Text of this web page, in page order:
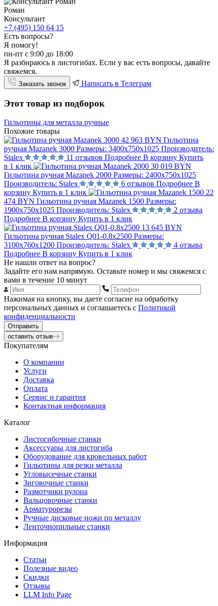
Роман
Консультант
+7 (495) 150 64 15
Есть вопросы?
Я помогу!
пн-пт с 9:00 до 18:00
Я разбираюсь в листогибах. Если у вас есть вопросы, давайте
свяжемся.
Заказать звонок Написать в Телеграм
Этот товар из подборок
Гильотины для металла ручные
Похожие товары
42 963 BYN Гильотина
ручная Mazanek 3000 Размеры: 3400х750х1025 Производитель:
Stalex
11 отзывов Подробнее В корзину Купить
в 1 клик
30 019 BYN
Гильотина ручная Mazanek 2000 Размеры: 2400х750х1025
Производитель: Stalex 6 отзывов Подробнее В
корзину Купить в 1 клик
22
474 BYN Гильотина ручная Mazanek 1500 Размеры:
1900х750х1025 Производитель: Stalex
2 отзыва
Подробнее В корзину Купить в 1 клик
13 645 BYN
Гильотина ручная Stalex Q01-0.8x2500 Размеры:
3100х760х1200 Производитель: Stalex
4 отзыва
Подробнее В корзину Купить в 1 клик
Не нашли ответ на вопрос?
Задайте его нам напрямую. Оставьте номер и мы свяжемся с
вами в течение 10 минут
Нажимая на кнопку, вы даете согласие на обработку
персональных данных и соглашаетесь с Политикой
конфиденциальности
Отправить
оставить отзыв
Покупателям
О компании
Услуги
Доставка
Оплата
Сервис и гарантия
Контактная информация
Каталог
Листогибочные станки
Аксессуары для листогиба
Оборудование для кровельных работ
Гильотины для резки металла
Угловысечные станки
Зиговочные станки
Размотчики рулона
Вальцовочные станки
Арматурорезы
Ручные дисковые ножи по металлу
Ленточнопильные станки
Информация
Статьи
Полезные видео
Скидки
Отзывы
LLM Info Page